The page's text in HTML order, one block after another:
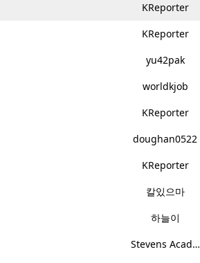
KReporter
KReporter
yu42pak
worldkjob
KReporter
doughan0522
KReporter
칼있으마
하늘이
Stevens Academy